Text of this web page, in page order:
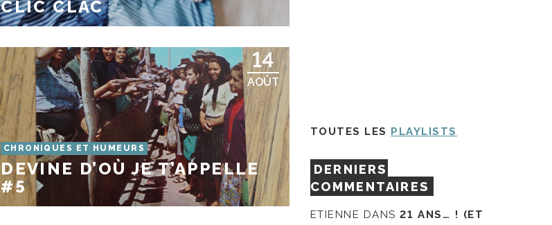
CLIC CLAC
14
AOÛT
CHRONIQUES ET HUMEURS
DEVINE D’OÙ JE T’APPELLE
#5
TOUTES LES PLAYLISTS
DERNIERS
COMMENTAIRES
ETIENNE DANS21 ANS… ! (ET